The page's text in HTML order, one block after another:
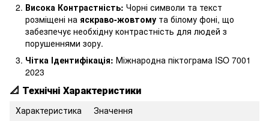
Висока Контрастність: Чорні символи та текст
розміщені на яскраво-жовтому та білому фоні, що
забезпечує необхідну контрастність для людей з
порушеннями зору.
Чітка Ідентифікація: Міжнародна піктограма ISO 7001
2023
📐 Технічні Характеристики
Характеристика
Значення